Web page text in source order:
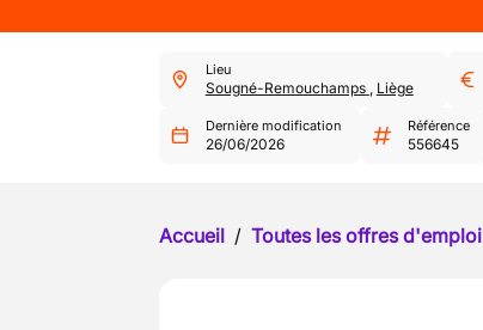
Lieu
Sougné-Remouchamps , Liège
Dernière modification
26/06/2026
Référence
556645
Accueil / Toutes les offres d'emploi